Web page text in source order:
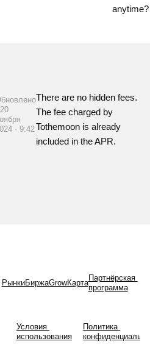
· 9:42
There are no hidden fees.
The fee charged by
Tothemoon is already
included in the APR.
РынкиБиржаGrowКарта
Партнёрская
программа
Условия
использования
Политика